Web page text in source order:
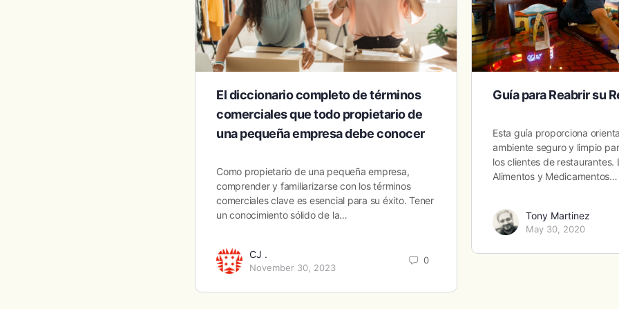
El diccionario completo de términos
comerciales que todo propietario de
una pequeña empresa debe conocer
Como propietario de una pequeña empresa,
comprender y familiarizarse con los términos
comerciales clave es esencial para su éxito. Tener
un conocimiento sólido de la…
CJ .
November 30, 2023
0
Guía para Reabrir su
Esta guía proporciona
ambiente seguro y limpio
los clientes de restaurantes.
Alimentos y Medicamentos…
Tony Martinez
May 30, 2020